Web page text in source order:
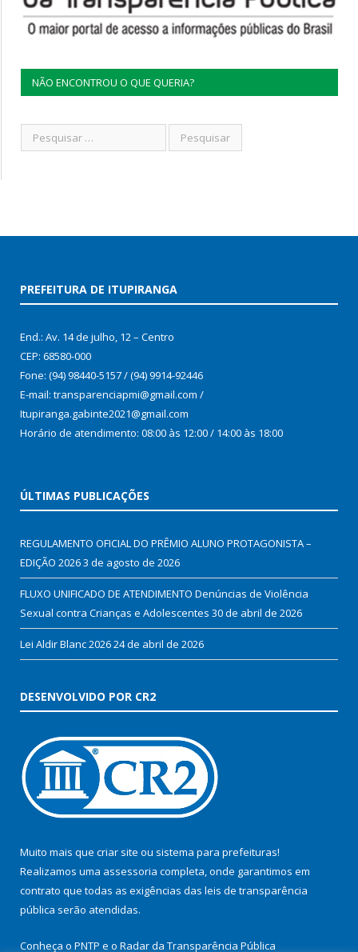
NÃO ENCONTROU O QUE QUERIA?
PREFEITURA DE ITUPIRANGA
End.: Av. 14 de julho, 12 – Centro
CEP: 68580-000
Fone: (94) 98440-5157 / (94) 9914-92446
E-mail: transparenciapmi@gmail.com /
Itupiranga.gabinte2021@gmail.com
Horário de atendimento: 08:00 às 12:00 / 14:00 às 18:00
ÚLTIMAS PUBLICAÇÕES
REGULAMENTO OFICIAL DO PRÊMIO ALUNO PROTAGONISTA –
EDIÇÃO 20263 de agosto de 2026
FLUXO UNIFICADO DE ATENDIMENTO Denúncias de Violência
Sexual contra Crianças e Adolescentes 30 de abril de 2026
Lei Aldir Blanc 202624 de abril de 2026
DESENVOLVIDO POR CR2
Muito mais que criar site ou sistema para prefeituras!
Realizamos uma assessoria completa, onde garantimos em
contrato que todas as exigências das leis de transparência
pública serão atendidas.
Conheça o PNTP e o Radar da Transparência Pública